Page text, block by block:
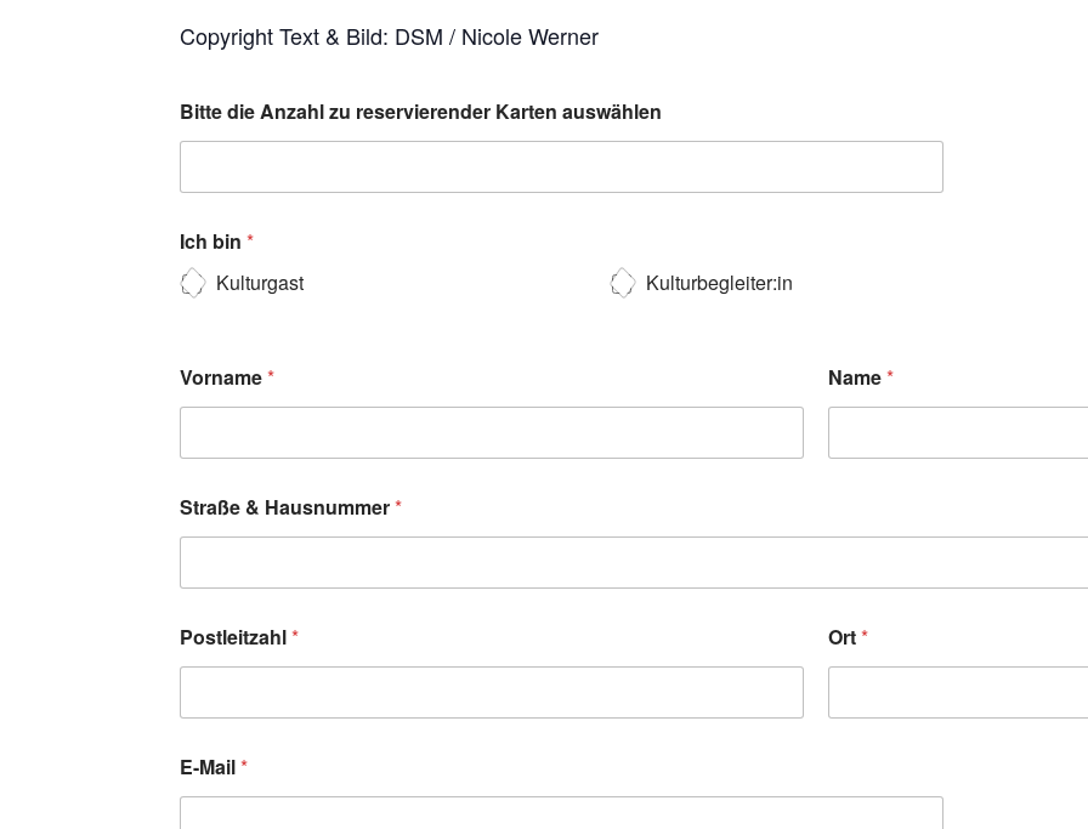
Copyright Text & Bild: DSM / Nicole Werner
Bitte die Anzahl zu reservierender Karten auswählen
Ich bin *
Kulturgast
Kulturbegleiter:in
Vorname* Name*
Straße & Hausnummer*
Postleitzahl* Ort*
E-Mail*